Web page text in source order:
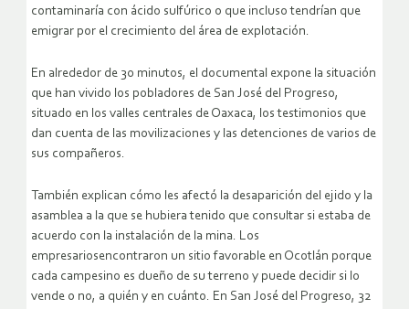
contaminaría con ácido sulfúrico o que incluso tendrían que
emigrar por el crecimiento del área de explotación.
En alrededor de 30 minutos, el documental expone la situación
que han vivido los pobladores de San José del Progreso,
situado en los valles centrales de Oaxaca, los testimonios que
dan cuenta de las movilizaciones y las detenciones de varios de
sus compañeros.
También explican cómo les afectó la desaparición del ejido y la
asamblea a la que se hubiera tenido que consultar si estaba de
acuerdo con la instalación de la mina. Los
empresariosencontraron un sitio favorable en Ocotlán porque
cada campesino es dueño de su terreno y puede decidir si lo
vende o no, a quién y en cuánto. En San José del Progreso, 32